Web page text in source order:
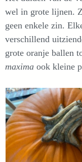
wel in grote lijnen.
geen enkele zin.
verschillend
grote oranje ballen
maxima ook kleine